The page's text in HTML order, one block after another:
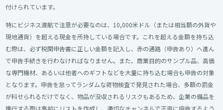
付けられています。
特にビジネス渡航で注意が必要なのは、10,000米ドル（または相当額の外貨や
現地通貨）を超える現金を所持している場合です。これを超える金額を持ち込
む際は、必ず税関申告書に正しい金額を記入し、赤の通路（申告あり）へ進ん
で申告手続きを行わなければなりません。また、商業目的のサンプル品、高価
な専門機材、あるいは他者へのギフトなどを大量に持ち込む場合も申告の対象
となります。申告を怠ってランダムな荷物検査で発見された場合、多額の罰金
が科せられるだけでなく、物品が没収されるリスクもあるため、企業の備品を